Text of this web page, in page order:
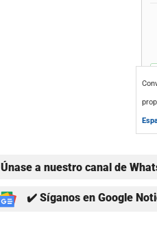
Únase a nuestro canal de
✔️ Síganos en Google